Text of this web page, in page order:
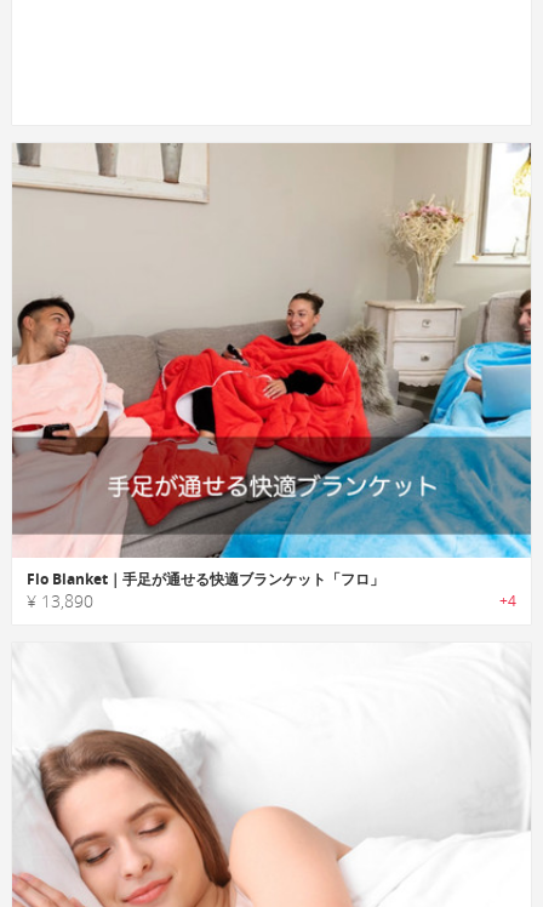
Flo Blanket｜手足が通せる快適ブランケット「フロ」
¥ 13,890 +4